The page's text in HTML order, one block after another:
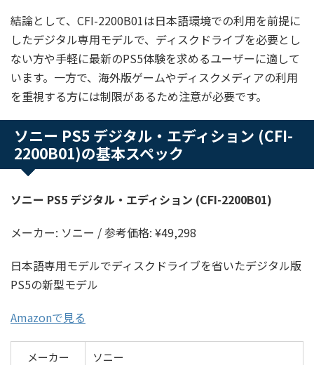
結論として、CFI-2200B01は日本語環境での利用を前提に
したデジタル専用モデルで、ディスクドライブを必要とし
ない方や手軽に最新のPS5体験を求めるユーザーに適して
います。一方で、海外版ゲームやディスクメディアの利用
を重視する方には制限があるため注意が必要です。
ソニー PS5 デジタル・エディション (CFI-
2200B01)の基本スペック
ソニー PS5 デジタル・エディション (CFI-2200B01)
メーカー: ソニー / 参考価格: ¥49,298
日本語専用モデルでディスクドライブを省いたデジタル版
PS5の新型モデル
Amazonで見る
メーカー ソニー